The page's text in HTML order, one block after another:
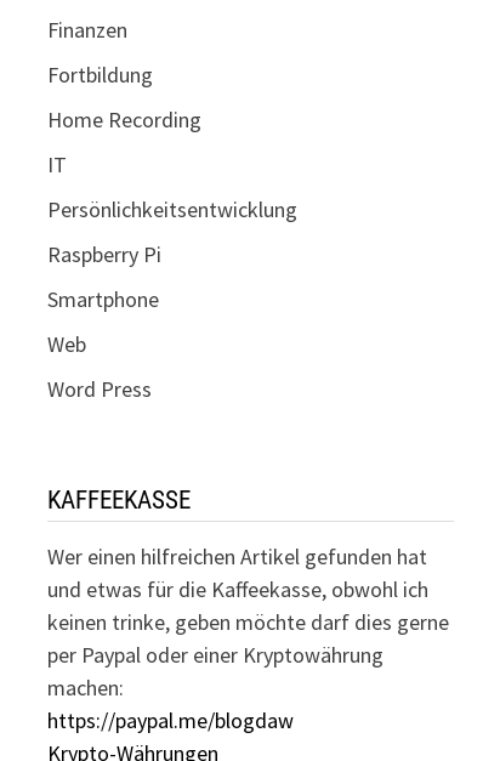
Finanzen
Fortbildung
Home Recording
IT
Persönlichkeitsentwicklung
Raspberry Pi
Smartphone
Web
Word Press
KAFFEEKASSE
Wer einen hilfreichen Artikel gefunden hat
und etwas für die Kaffeekasse, obwohl ich
keinen trinke, geben möchte darf dies gerne
per Paypal oder einer Kryptowährung
machen:
https://paypal.me/blogdaw
Krypto-Währungen